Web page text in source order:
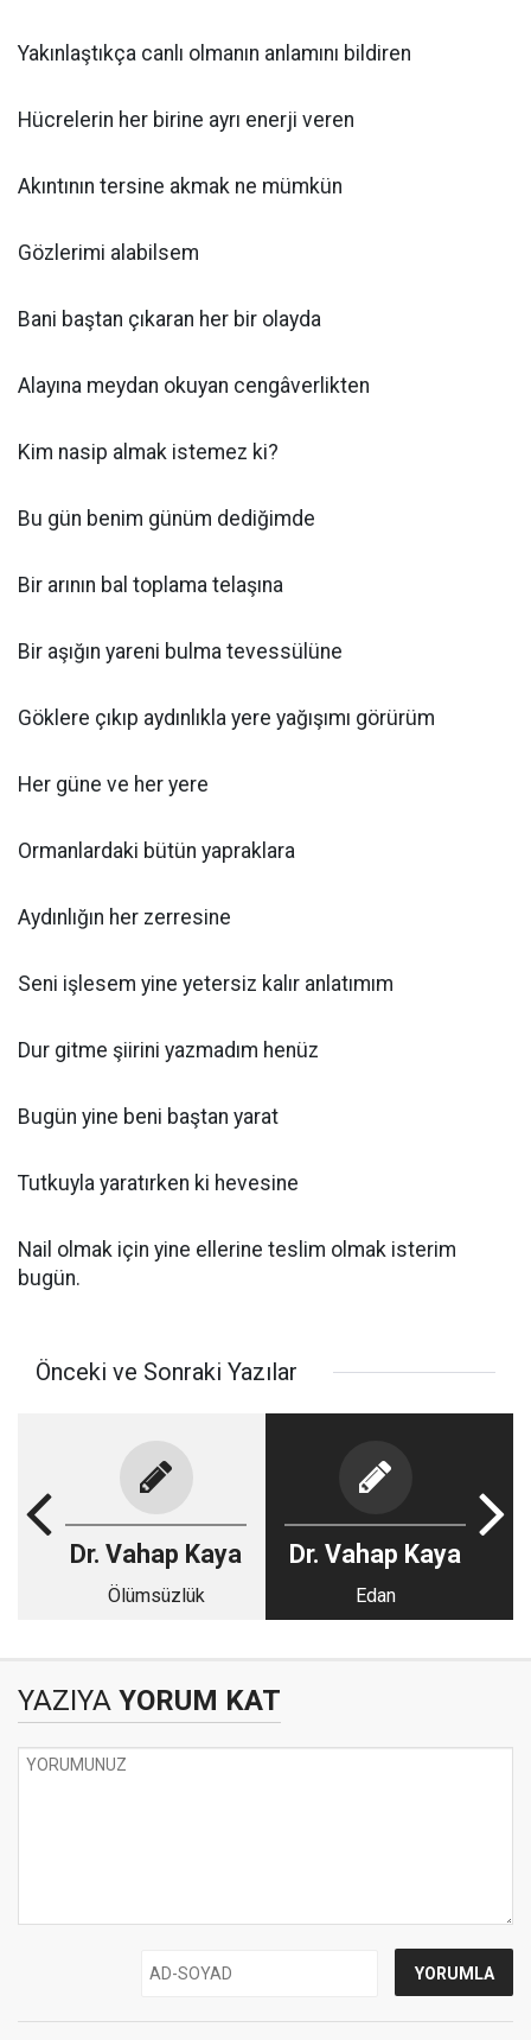
Yakınlaştıkça canlı olmanın anlamını bildiren
Hücrelerin her birine ayrı enerji veren
Akıntının tersine akmak ne mümkün
Gözlerimi alabilsem
Bani baştan çıkaran her bir olayda
Alayına meydan okuyan cengâverlikten
Kim nasip almak istemez ki?
Bu gün benim günüm dediğimde
Bir arının bal toplama telaşına
Bir aşığın yareni bulma tevessülüne
Göklere çıkıp aydınlıkla yere yağışımı görürüm
Her güne ve her yere
Ormanlardaki bütün yapraklara
Aydınlığın her zerresine
Seni işlesem yine yetersiz kalır anlatımım
Dur gitme şiirini yazmadım henüz
Bugün yine beni baştan yarat
Tutkuyla yaratırken ki hevesine
Nail olmak için yine ellerine teslim olmak isterim
bugün.
Önceki ve Sonraki Yazılar
Dr. Vahap Kaya
Ölümsüzlük
Dr. Vahap Kaya
Edan
YAZIYA YORUM KAT